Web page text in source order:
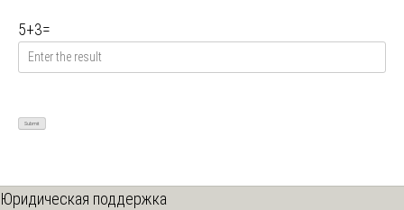
5+3=
Юридическая поддержка